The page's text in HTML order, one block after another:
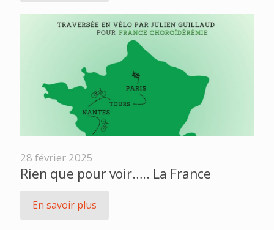
28 février 2025
Rien que pour voir….. La France
En savoir plus